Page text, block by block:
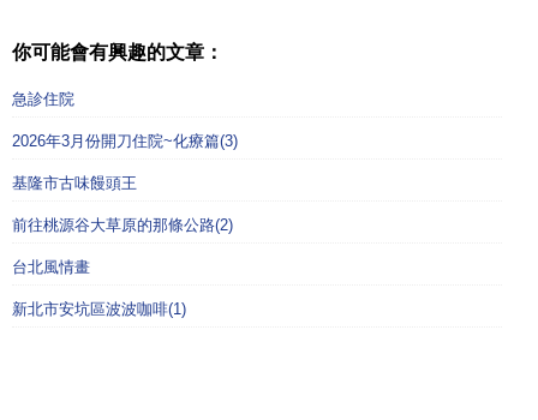
你可能會有興趣的文章：
急診住院
2026年3月份開刀住院~化療篇(3)
基隆市古味饅頭王
前往桃源谷大草原的那條公路(2)
台北風情畫
新北市安坑區波波咖啡(1)